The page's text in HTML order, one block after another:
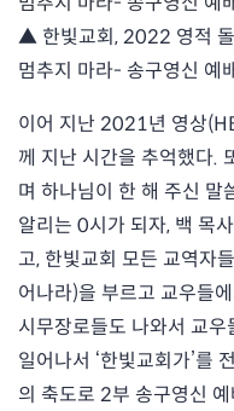
▲ 한빛교회, 2022 영적
멈추지 마라- 송구영신 예
이어 지난 2021년 영상
께 지난 시간을 추억했다.
며 하나님이 한 해 주신
알리는 0시가 되자, 백 목
고, 한빛교회 모든 교역자
어나라)을 부르고 교우들
시무장로들도 나와서 교우
일어나서 ‘한빛교회가’를
의 축도로 2부 송구영신